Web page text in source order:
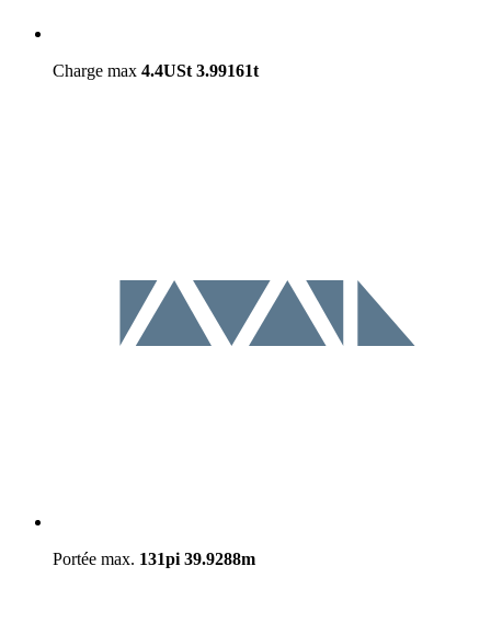
Charge max 4.4USt 3.99161t
Portée max. 131pi 39.9288m